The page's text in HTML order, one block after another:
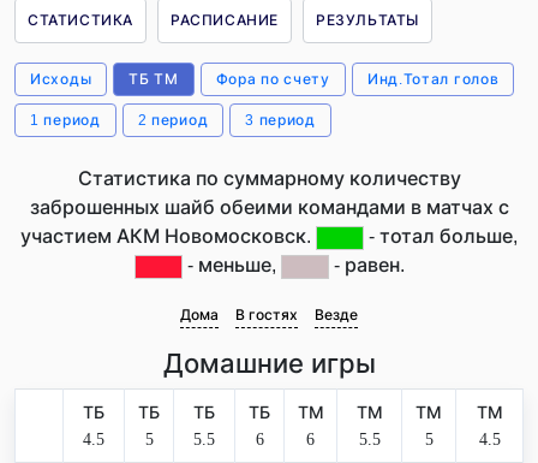
СТАТИСТИКА РАСПИСАНИЕ РЕЗУЛЬТАТЫ
Исходы ТБ ТМ Фора по счету Инд.Тотал голов
1 период 2 период 3 период
Статистика по суммарному количеству
заброшенных шайб обеими командами в матчах с
участием АКМ Новомосковск.
- тотал больше,
- меньше,
- равен.
Дома В гостях Везде
Домашние игры
ТБ
4.5
ТБ
5
ТБ
5.5
ТБ
6
ТМ
6
ТМ
5.5
ТМ
5
ТМ
4.5